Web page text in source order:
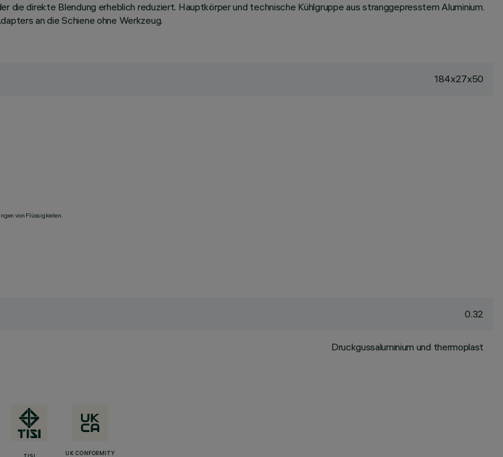
direkte Blendung erheblich reduziert. Hauptkörper und technische Kühlgruppe aus stranggepresstem Aluminium.
an die Schiene ohne Werkzeug.
184x27x50
von Flüssigkeiten.
0.32
Druckgussaluminium und thermoplast
UK CONFORMITY